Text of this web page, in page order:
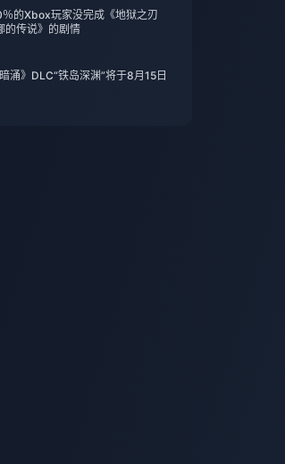
的Xbox玩家没完成《地狱之刃
的传说》的剧情
暗涌》DLC“铁岛深渊”将于8月15日